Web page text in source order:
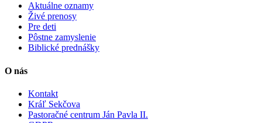
Aktuálne oznamy
Živé prenosy
Pre deti
Pôstne zamyslenie
Biblické prednášky
O nás
Kontakt
Kráľ Sekčova
Pastoračné centrum Ján Pavla II.